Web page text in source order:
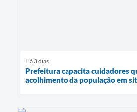
Há 3 dias
Prefeitura capacita cuidadores
acolhimento da população em